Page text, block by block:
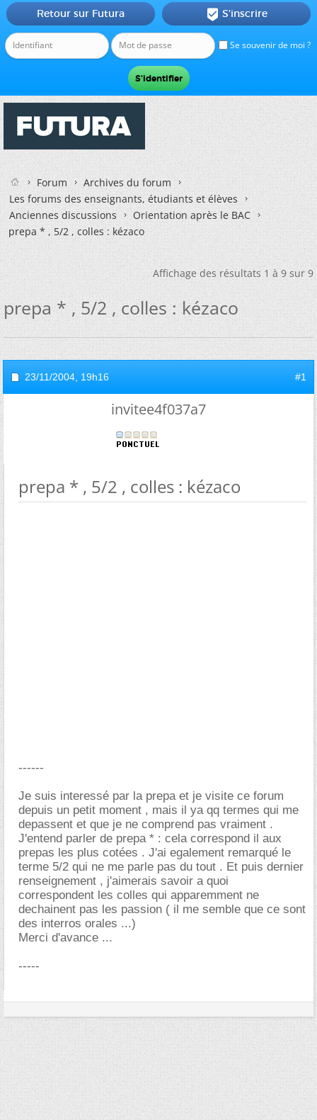
Se souvenir de moi ?
Retour sur Futura  S'inscrire
Forum
Archives du forum
Les forums des enseignants, étudiants et élèves
Anciennes discussions
Orientation après le BAC
prepa * , 5/2 , colles : kézaco
Affichage des résultats 1 à 9 sur 9
prepa * , 5/2 , colles : kézaco
23/11/2004, 19h16 #1
invitee4f037a7
prepa * , 5/2 , colles : kézaco
------
Je suis interessé par la prepa et je visite ce forum
depuis un petit moment , mais il ya qq termes qui me
depassent et que je ne comprend pas vraiment .
J'entend parler de prepa * : cela correspond il aux
prepas les plus cotées . J'ai egalement remarqué le
terme 5/2 qui ne me parle pas du tout . Et puis dernier
renseignement , j'aimerais savoir a quoi
correspondent les colles qui apparemment ne
dechainent pas les passion ( il me semble que ce sont
des interros orales ...)
Merci d'avance ...
-----